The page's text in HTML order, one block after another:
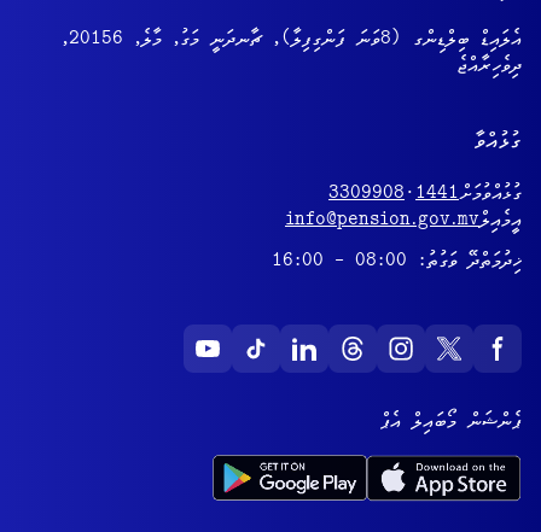
އެލައިޑް ބިލްޑިންގ (8ވަނަ ފަންގިފިލާ), ޗާނދަނީ މަގު, މާލެ, 20156,
ދިވެހިރާއްޖެ
ގުޅުއްވާ
ގުޅުއްވުމަށް1441
·
3309908
އީމެއިލްinfo@pension.gov.mv
ޚިދުމަތްދޭ ވަގުތު: 08:00 - 16:00
ޕެންޝަން މޯބައިލް އެޕް